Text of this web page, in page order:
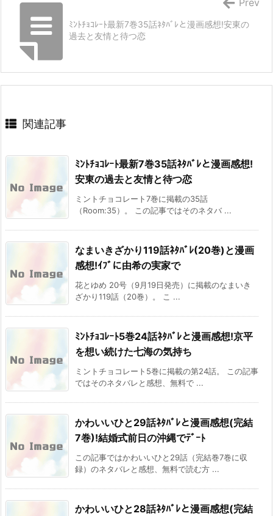
ﾐﾝﾄﾁｮｺﾚｰﾄ最新7巻35話ﾈﾀﾊﾞﾚと漫画感想!安東の
過去と友情と待つ恋
Prev
関連記事
ﾐﾝﾄﾁｮｺﾚｰﾄ最新7巻35話ﾈﾀﾊﾞﾚと漫画感想!
安東の過去と友情と待つ恋
ミントチョコレート7巻に掲載の35話
（Room:35）。 この記事ではそのネタバ ...
なまいきざかり119話ﾈﾀﾊﾞﾚ(20巻)と漫画
感想!ｲﾌﾞに由希の実家で
花とゆめ 20号（9月19日発売）に掲載のなまいき
ざかり119話（20巻）。 こ ...
ﾐﾝﾄﾁｮｺﾚｰﾄ5巻24話ﾈﾀﾊﾞﾚと漫画感想!京平
を想い続けた七海の気持ち
ミントチョコレート5巻に掲載の第24話。 この記事
ではそのネタバレと感想、無料で ...
かわいいひと29話ﾈﾀﾊﾞﾚと漫画感想(完結
7巻)!結婚式前日の沖縄でﾃﾞｰﾄ
この記事ではかわいいひと29話（完結巻7巻に収
録）のネタバレと感想、無料で読む方 ...
かわいいひと28話ﾈﾀﾊﾞﾚと漫画感想(完結